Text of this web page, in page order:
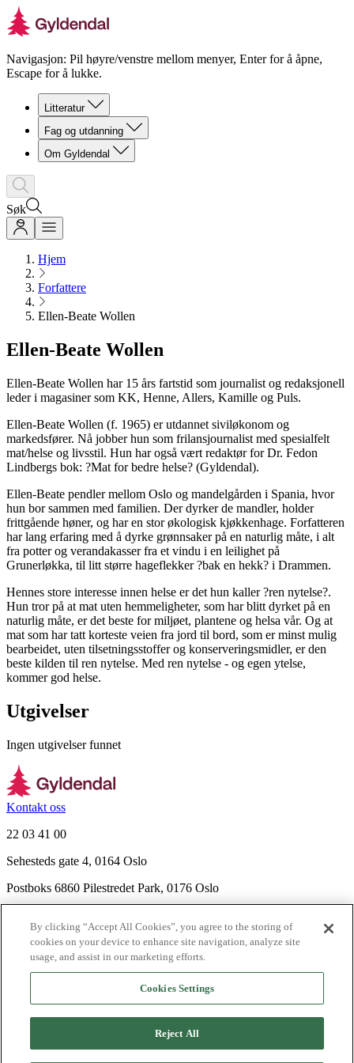
Navigasjon: Pil høyre/venstre mellom menyer, Enter for å åpne,
Escape for å lukke.
Litteratur
Fag og utdanning
Om Gyldendal
Søk
Hjem
Forfattere
Ellen-Beate Wollen
Ellen-Beate Wollen
Ellen-Beate Wollen har 15 års fartstid som journalist og redaksjonell
leder i magasiner som KK, Henne, Allers, Kamille og Puls.
Ellen-Beate Wollen (f. 1965) er utdannet siviløkonom og
markedsfører. Nå jobber hun som frilansjournalist med spesialfelt
mat/helse og livsstil. Hun har også vært redaktør for Dr. Fedon
Lindbergs bok: ?Mat for bedre helse? (Gyldendal).
Ellen-Beate pendler mellom Oslo og mandelgården i Spania, hvor
hun bor sammen med familien. Der dyrker de mandler, holder
frittgående høner, og har en stor økologisk kjøkkenhage. Forfatteren
har lang erfaring med å dyrke grønnsaker på en naturlig måte, i alt
fra potter og verandakasser fra et vindu i en leilighet på
Grunerløkka, til litt større hageflekker ?bak en hekk? i Drammen.
Hennes store interesse innen helse er det hun kaller ?ren nytelse?.
Hun tror på at mat uten hemmeligheter, som har blitt dyrket på en
naturlig måte, er det beste for miljøet, plantene og helsa vår. Og at
mat som har tatt korteste veien fra jord til bord, som er minst mulig
bearbeidet, uten tilsetningsstoffer og konserveringsmidler, er den
beste kilden til ren nytelse. Med ren nytelse - og egen ytelse,
kommer god helse.
Utgivelser
Ingen utgivelser funnet
Kontakt oss
22 03 41 00
Sehesteds gate 4, 0164 Oslo
Postboks 6860 Pilestredet Park, 0176 Oslo
Nyhetsbrev
Ledige stillinger
Send inn manus
Agency
By clicking “Accept All Cookies”, you agree to the storing of
cookies on your device to enhance site navigation, analyze site
usage, and assist in our marketing efforts.
Cookies Settings
Reject All